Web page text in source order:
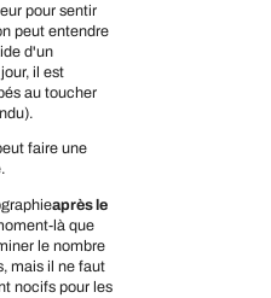
pour sentir
peut entendre
d'un
il est
au toucher
faire une
après le
là que
le nombre
mais il ne faut
nocifs pour les